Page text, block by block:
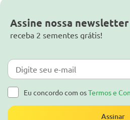
Assine nossa newsletter
receba 2 sementes grátis!
Eu concordo com osTermos e
Assinar